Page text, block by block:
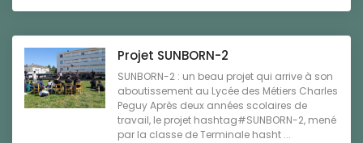
Projet SUNBORN-2
SUNBORN-2 : un beau projet qui arrive à son
aboutissement au Lycée des Métiers Charles
Peguy Après deux années scolaires de
travail, le projet hashtag#SUNBORN-2, mené
par la classe de Terminale hasht ...